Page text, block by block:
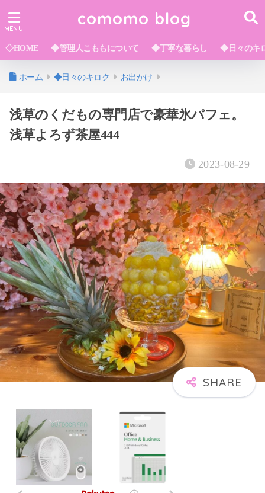
comomo blog
◇HOME ◆管理人こももについて ◆丁寧な暮らし ◆日々のキ
ホーム ◆日々のキロク お出かけ
浅草のくだもの専門店で豪華氷パフェ。
浅草よろず茶屋444
2023-08-29